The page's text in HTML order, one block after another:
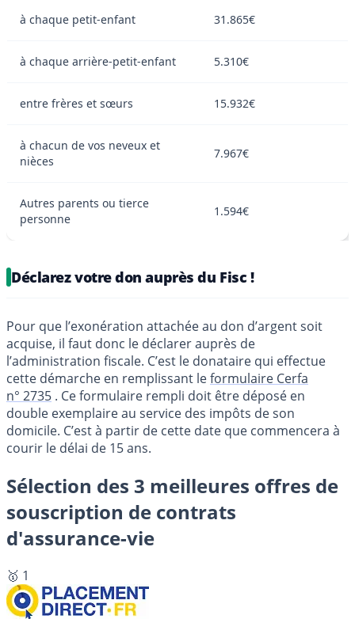
à chaque petit-enfant 31.865€
à chaque arrière-petit-enfant 5.310€
entre frères et sœurs 15.932€
à chacun de vos neveux et
nièces
7.967€
Autres parents ou tierce
personne
1.594€
Déclarez votre don auprès du Fisc !
Pour que l’exonération attachée au don d’argent soit
acquise, il faut donc le déclarer auprès de
l’administration fiscale. C’est le donataire qui effectue
cette démarche en remplissant leformulaire Cerfa
n° 2735 . Ce formulaire rempli doit être déposé en
double exemplaire au service des impôts de son
domicile. C’est à partir de cette date que commencera à
courir le délai de 15 ans.
Sélection des 3 meilleures offres de
souscription de contrats
d'assurance-vie
🥇 1